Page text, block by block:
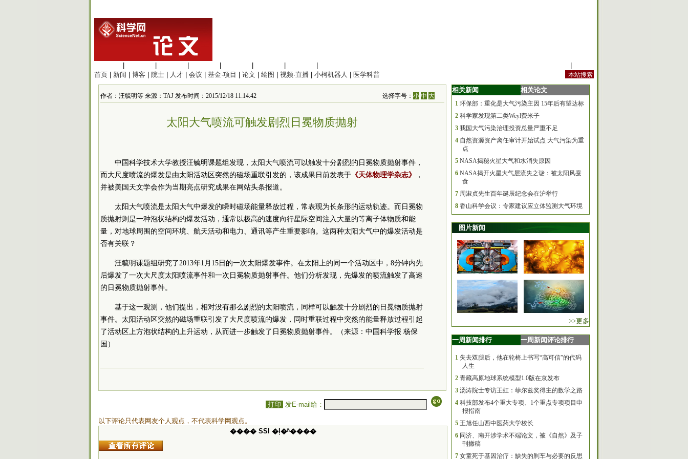
首页
新闻 博客 院士 人才 会议 基金·项目 论文 绘图 视频·直播 小柯机器人 医学科普
作者：汪毓明等 来源：TAJ 发布时间：2015/12/18 11:14:42 选择字号：小 中 大
太阳大气喷流可触发剧烈日冕物质抛射
中国科学技术大学教授汪毓明课题组发现，太阳大气喷流可以触发十分剧烈的日冕物质抛射事件，
而大尺度喷流的爆发是由太阳活动区突然的磁场重联引发的，该成果日前发表于 《天体物理学杂志》
，
并被美国天文学会作为当期亮点研究成果在网站头条报道。
太阳大气喷流是太阳大气中爆发的瞬时磁场能量释放过程，常表现为长条形的运动轨迹。而日冕物
质抛射则是一种泡状结构的爆发活动，通常以极高的速度向行星际空间注入大量的等离子体物质和能
量，对地球周围的空间环境、航天活动和电力、通讯等产生重要影响。这两种太阳大气中的爆发活动是
否有关联？
汪毓明课题组研究了2013年1月15日的一次太阳爆发事件。在太阳上的同一个活动区中，8分钟内先
后爆发了一次大尺度太阳喷流事件和一次日冕物质抛射事件。他们分析发现，先爆发的喷流触发了高速
的日冕物质抛射事件。
基于这一观测，他们提出，相对没有那么剧烈的太阳喷流，同样可以触发十分剧烈的日冕物质抛射
事件。太阳活动区突然的磁场重联引发了大尺度喷流的爆发，同时重联过程中突然的能量释放过程引起
了活动区上方泡状结构的上升运动，从而进一步触发了日冕物质抛射事件。（来源：中国科学报 杨保
国）
打印 发E-mail给：
以下评论只代表网友个人观点，不代表科学网观点。
���� SSI �ļ�ʱ����
相关新闻 相关论文
1 环保部：重化是大气污染主因 15年后有望达标
2 科学家发现第二类Weyl费米子
3 我国大气污染治理投资总量严重不足
4 自然资源资产离任审计开始试点 大气污染为重
点
5 NASA揭秘火星大气和水消失原因
6 NASA揭开火星大气层流失之谜：被太阳风蚕
食
7 周淑贞先生百年诞辰纪念会在沪举行
8 香山科学会议：专家建议应立体监测大气环境
图片新闻
>>更多
一周新闻排行 一周新闻评论排行
1 失去双腿后，他在轮椅上书写“高可信”的代码
人生
2 青藏高原地球系统模型1.0版在京发布
3 汤涛院士专访王虹：菲尔兹奖得主的数学之路
4 科技部发布4个重大专项、1个重点专项项目申
报指南
5 王旭任山西中医药大学校长
6 同济、南开涉学术不端论文，被《自然》及子
刊撤稿
7 女童死于基因治疗：缺失的刹车与必要的反思